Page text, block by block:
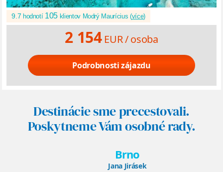
9.7 hodnotí 105 klientov Modrý Maurícius (více)
2 154 EUR /osoba
Podrobnosti zájazdu
Destinácie sme precestovali.
Poskytneme Vám osobné rady.
Brno
Jana Jirásek